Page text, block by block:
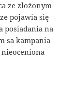
ze złożonym
pojawia się
posiadania na
sa kampania